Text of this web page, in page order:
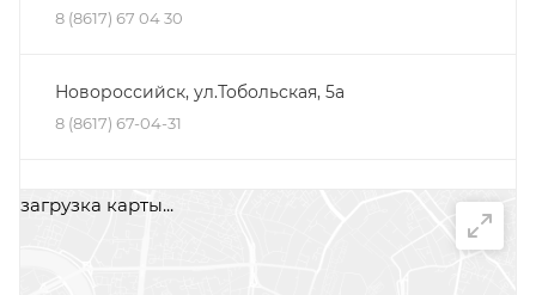
8 (8617) 67 04 30
Новороссийск, ул.Тобольская, 5а
8 (8617) 67-04-31
Минеральные Воды, ул. Железноводская, 30Д,
загрузка карты...